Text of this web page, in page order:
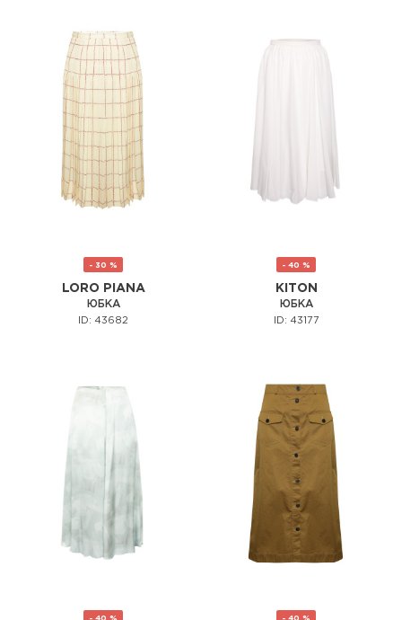
- 30 %
LORO PIANA
ЮБКА
ID: 43682
- 40 %
KITON
ЮБКА
ID: 43177
- 40 % - 40 %